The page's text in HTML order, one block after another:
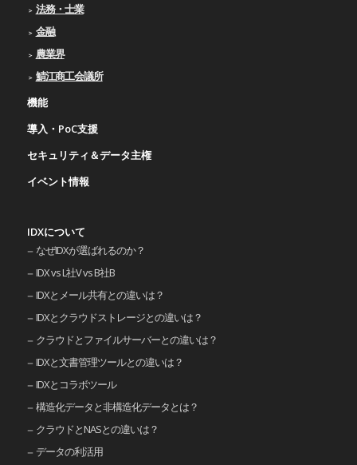
法務・士業
金融
農業界
鯖江商工会議所
機能
導入・PoC支援
セキュリティ＆データ主権
イベント情報
IDXについて
なぜIDXが選ばれるのか？
IDX vs L社V vs B社B
IDXとメール共有との違いは？
IDXとクラウドストレージとの違いは？
クラウドとファイルサーバーとの違いは？
IDXと文書管理ツールとの違いは？
IDXとコラボツール
構造化データと非構造化データとは？
クラウドとNASとの違いは？
データの利活用